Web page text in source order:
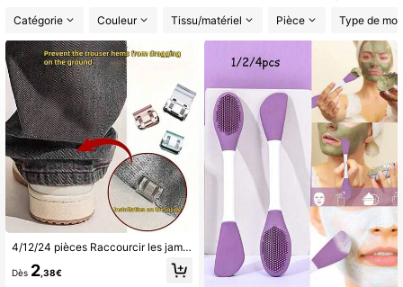
Catégorie
Couleur Tissu/matériel Pièce Type de
4/12/24 pièces Raccourcir les jambes de pantalon avec des clips de fixation invisibles, empêcher le traînage au bas des jambes de pantalon, cacher le dispositif de fermeture de jambe sans couture, empêcher les jambes de pantalon de traîner sur le sol, convient pour les jeans et les pantalons, portable.
Dès 2,38€